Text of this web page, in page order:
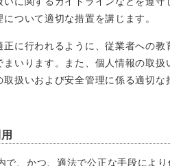
ついて適切な措置を講じます。
に行われるように、従業者への教
いります。また、個人情報の取扱
扱いおよび安全管理に係る適切な
で、かつ、適法で公正な手段によ